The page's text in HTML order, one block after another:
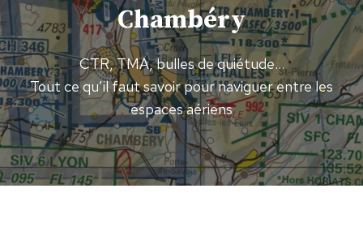
Chambéry
CTR, TMA, bulles de quiétude…
Tout ce qu’il faut savoir pour naviguer entre les
espaces aériens